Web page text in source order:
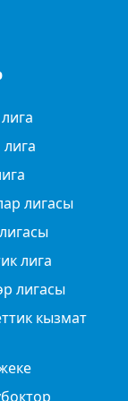
лигасы
лига
лигасы
кызмат